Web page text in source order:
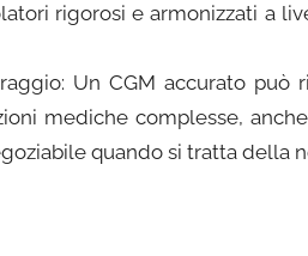
i
o
rigorosi e armonizzati a
Un CGM accurato può
mediche complesse,
quando si tratta della